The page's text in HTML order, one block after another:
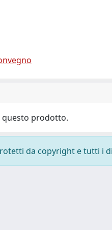
questo prodotto.
da copyright e tutti i